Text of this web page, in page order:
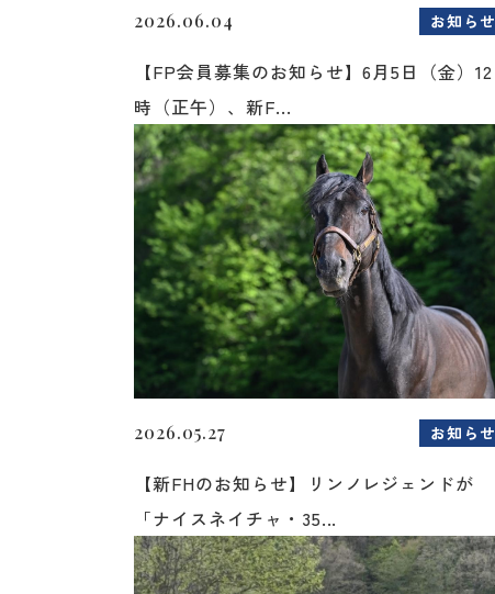
2026.06.04 お知らせ
【FP会員募集のお知らせ】6月5日（金）12
時（正午）、新F...
2026.05.27 お知らせ
【新FHのお知らせ】リンノレジェンドが
「ナイスネイチャ・35...